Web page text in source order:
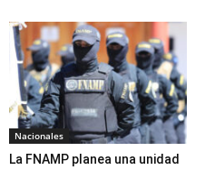
Nacionales
La FNAMP planea una unidad